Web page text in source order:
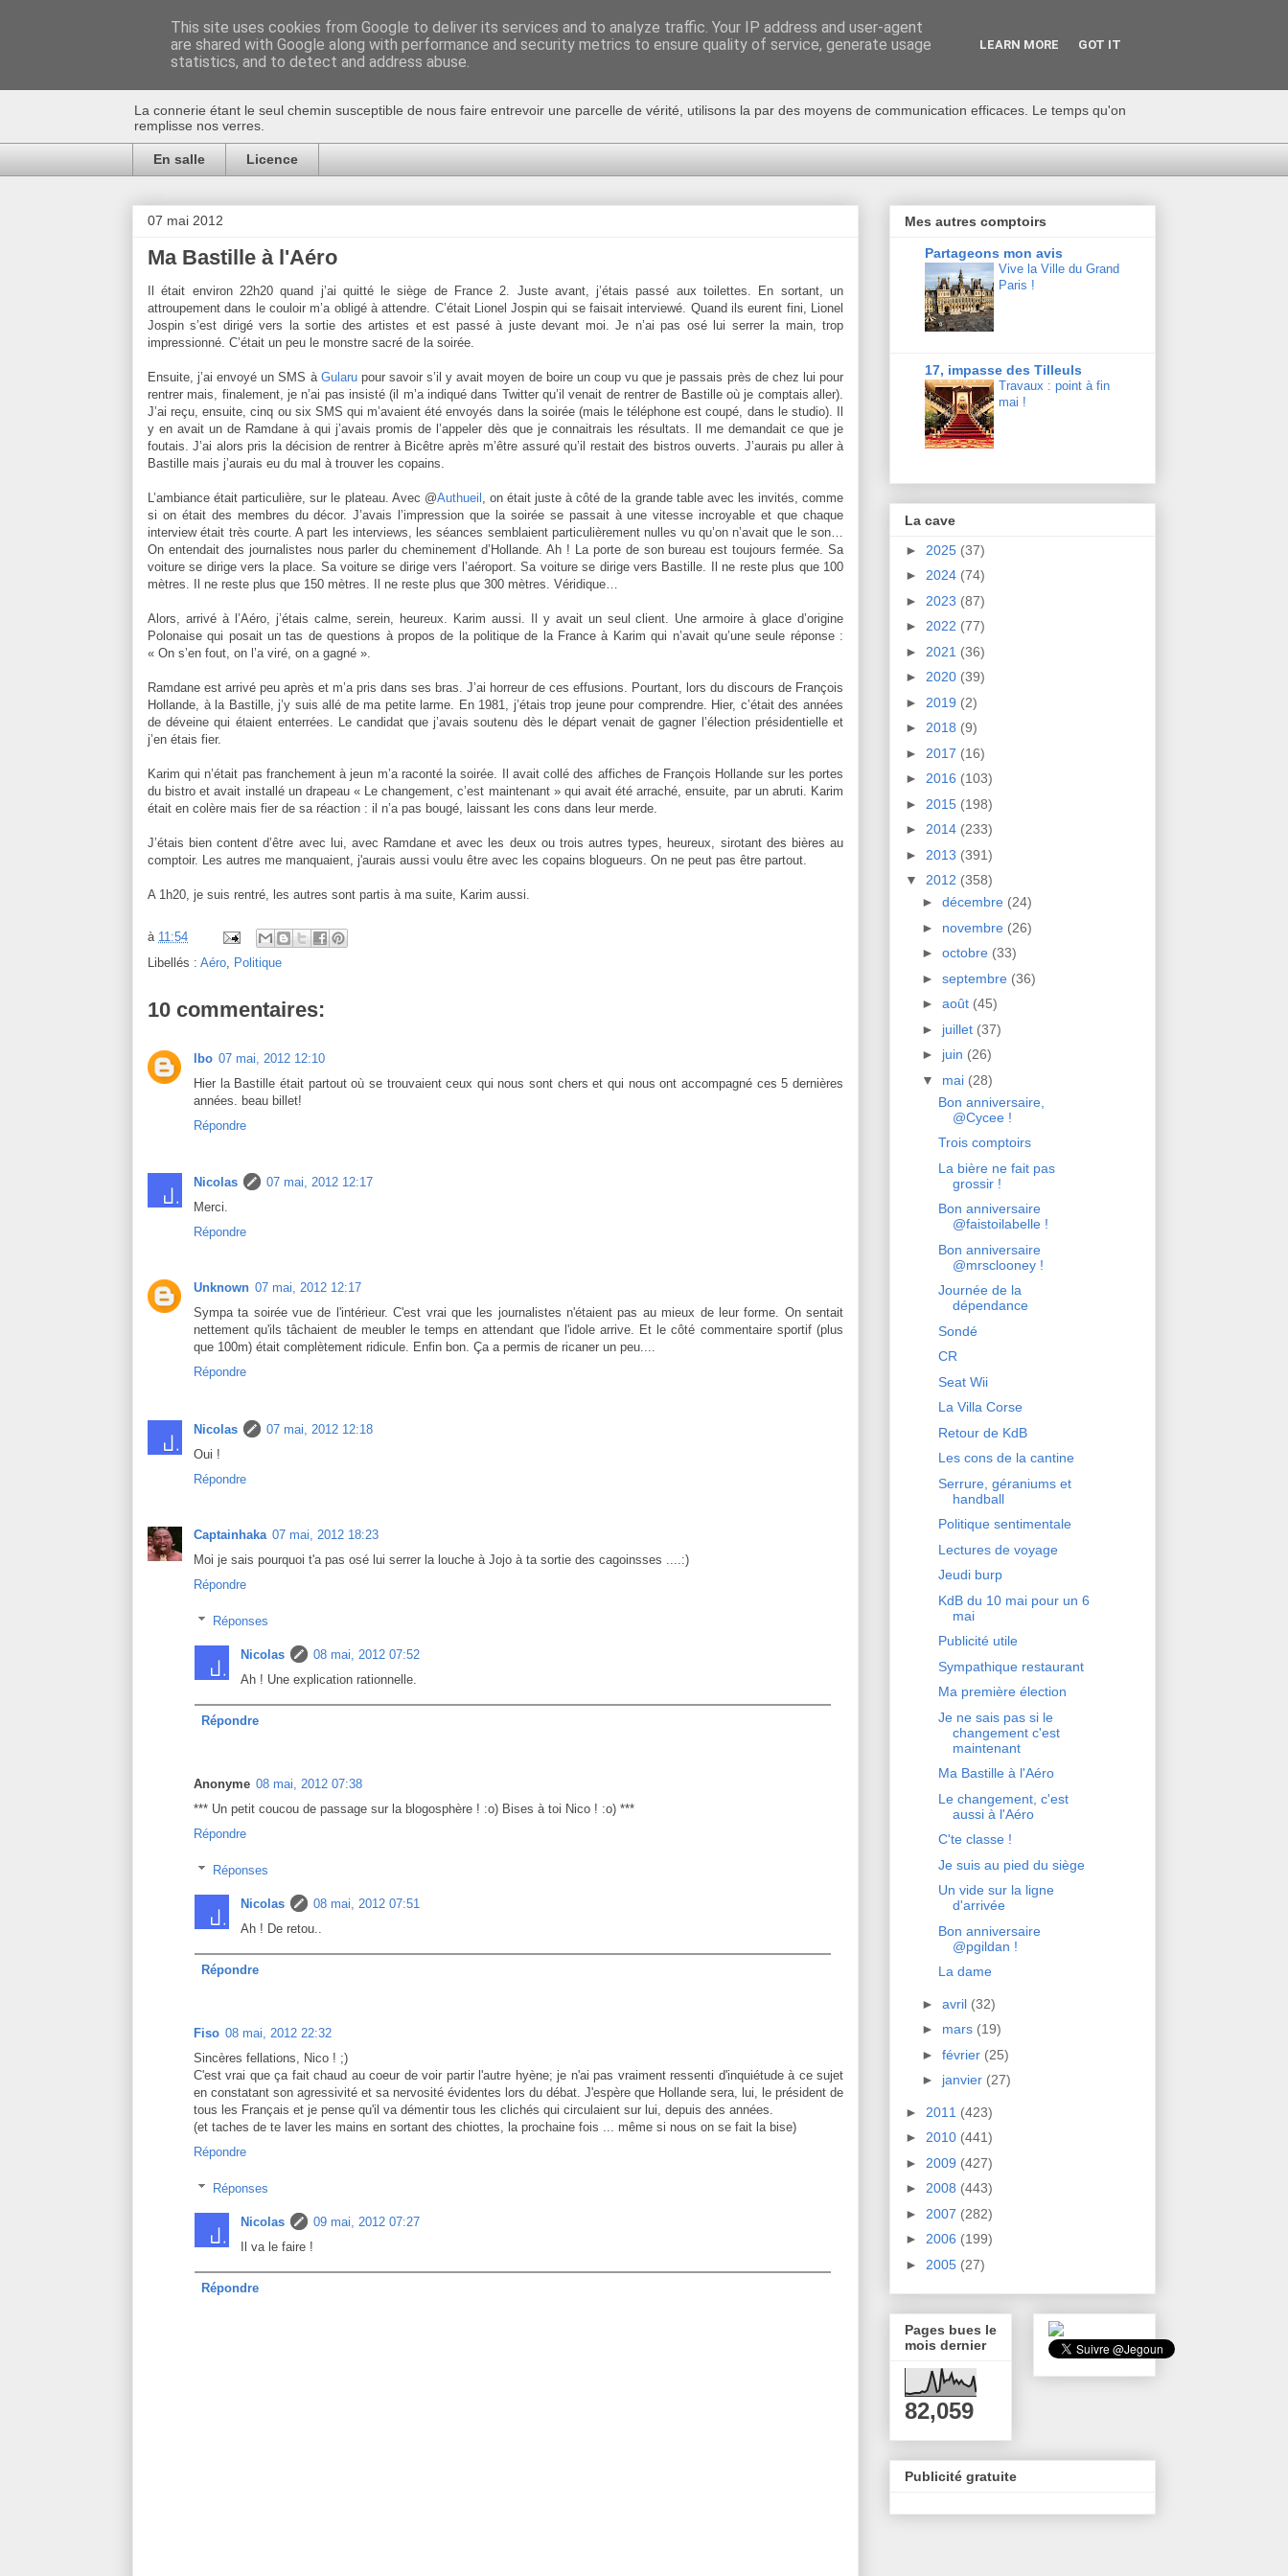
Au bistro !
La connerie étant le seul chemin susceptible de nous faire entrevoir une parcelle de vérité, utilisons la par des moyens de communication efficaces. Le temps qu'on
remplisse nos verres.
En salle Licence
07 mai 2012
Ma Bastille à l'Aéro
Il était environ 22h20 quand j’ai quitté le siège de France 2. Juste avant, j’étais passé aux toilettes. En sortant, un
attroupement dans le couloir m’a obligé à attendre. C’était Lionel Jospin qui se faisait interviewé. Quand ils eurent fini, Lionel
Jospin s’est dirigé vers la sortie des artistes et est passé à juste devant moi. Je n’ai pas osé lui serrer la main, trop
impressionné. C’était un peu le monstre sacré de la soirée.
Ensuite, j’ai envoyé un SMS à Gularupour savoir s’il y avait moyen de boire un coup vu que je passais près de chez lui pour
rentrer mais, finalement, je n’ai pas insisté (il m’a indiqué dans Twitter qu’il venait de rentrer de Bastille où je comptais aller).
J’ai reçu, ensuite, cinq ou six SMS qui m’avaient été envoyés dans la soirée (mais le téléphone est coupé, dans le studio). Il
y en avait un de Ramdane à qui j’avais promis de l’appeler dès que je connaitrais les résultats. Il me demandait ce que je
foutais. J’ai alors pris la décision de rentrer à Bicêtre après m’être assuré qu’il restait des bistros ouverts. J’aurais pu aller à
Bastille mais j’aurais eu du mal à trouver les copains.
L’ambiance était particulière, sur le plateau. Avec @Authueil
, on était juste à côté de la grande table avec les invités, comme
si on était des membres du décor. J’avais l’impression que la soirée se passait à une vitesse incroyable et que chaque
interview était très courte. A part les interviews, les séances semblaient particulièrement nulles vu qu’on n’avait que le son…
On entendait des journalistes nous parler du cheminement d’Hollande. Ah ! La porte de son bureau est toujours fermée. Sa
voiture se dirige vers la place. Sa voiture se dirige vers l’aéroport. Sa voiture se dirige vers Bastille. Il ne reste plus que 100
mètres. Il ne reste plus que 150 mètres. Il ne reste plus que 300 mètres. Véridique…
Alors, arrivé à l’Aéro, j’étais calme, serein, heureux. Karim aussi. Il y avait un seul client. Une armoire à glace d’origine
Polonaise qui posait un tas de questions à propos de la politique de la France à Karim qui n’avait qu’une seule réponse :
« On s’en fout, on l’a viré, on a gagné ».
Ramdane est arrivé peu après et m’a pris dans ses bras. J’ai horreur de ces effusions. Pourtant, lors du discours de François
Hollande, à la Bastille, j’y suis allé de ma petite larme. En 1981, j’étais trop jeune pour comprendre. Hier, c’était des années
de déveine qui étaient enterrées. Le candidat que j’avais soutenu dès le départ venait de gagner l’élection présidentielle et
j’en étais fier.
Karim qui n’était pas franchement à jeun m’a raconté la soirée. Il avait collé des affiches de François Hollande sur les portes
du bistro et avait installé un drapeau « Le changement, c’est maintenant » qui avait été arraché, ensuite, par un abruti. Karim
était en colère mais fier de sa réaction : il n’a pas bougé, laissant les cons dans leur merde.
J’étais bien content d’être avec lui, avec Ramdane et avec les deux ou trois autres types, heureux, sirotant des bières au
comptoir. Les autres me manquaient, j'aurais aussi voulu être avec les copains blogueurs. On ne peut pas être partout.
A 1h20, je suis rentré, les autres sont partis à ma suite, Karim aussi.
à 11:54
Libellés : Aéro Politique
10 commentaires:
lbo 07 mai, 2012 12:10
Hier la Bastille était partout où se trouvaient ceux qui nous sont chers et qui nous ont accompagné ces 5 dernières
années. beau billet!
Répondre
Nicolas
07 mai, 2012 12:17
Merci.
Répondre
Unknown 07 mai, 2012 12:17
Sympa ta soirée vue de l'intérieur. C'est vrai que les journalistes n'étaient pas au mieux de leur forme. On sentait
nettement qu'ils tâchaient de meubler le temps en attendant que l'idole arrive. Et le côté commentaire sportif (plus
que 100m) était complètement ridicule. Enfin bon. Ça a permis de ricaner un peu....
Répondre
Nicolas
07 mai, 2012 12:18
Oui !
Répondre
Captainhaka 07 mai, 2012 18:23
Moi je sais pourquoi t'a pas osé lui serrer la louche à Jojo à ta sortie des cagoinsses ....:)
Répondre
Réponses
Nicolas
08 mai, 2012 07:52
Ah ! Une explication rationnelle.
Répondre
Anonyme 08 mai, 2012 07:38
*** Un petit coucou de passage sur la blogosphère ! :o) Bises à toi Nico ! :o) ***
Répondre
Réponses
Nicolas
08 mai, 2012 07:51
Ah ! De retou..
Répondre
Fiso 08 mai, 2012 22:32
Sincères fellations, Nico ! ;)
C'est vrai que ça fait chaud au coeur de voir partir l'autre hyène; je n'ai pas vraiment ressenti d'inquiétude à ce sujet
en constatant son agressivité et sa nervosité évidentes lors du débat. J'espère que Hollande sera, lui, le président de
tous les Français et je pense qu'il va démentir tous les clichés qui circulaient sur lui, depuis des années.
(et taches de te laver les mains en sortant des chiottes, la prochaine fois ... même si nous on se fait la bise)
Répondre
Réponses
Nicolas
09 mai, 2012 07:27
Il va le faire !
Répondre
Mes autres comptoirs
Partageons mon avis
Vive la Ville du Grand
Paris !
17, impasse des Tilleuls
Travaux : point à fin
mai !
La cave
► 2025 (37)
► 2024 (74)
► 2023 (87)
► 2022 (77)
► 2021 (36)
► 2020 (39)
► 2019 (2)
► 2018 (9)
► 2017 (16)
► 2016 (103)
► 2015 (198)
► 2014 (233)
► 2013 (391)
▼ 2012 (358)
► décembre (24)
► novembre (26)
► octobre (33)
► septembre (36)
► août (45)
► juillet (37)
► juin (26)
▼ mai (28)
Bon anniversaire,
@Cycee !
Trois comptoirs
La bière ne fait pas
grossir !
Bon anniversaire
@faistoilabelle !
Bon anniversaire
@mrsclooney !
Journée de la
dépendance
Sondé
CR
Seat Wii
La Villa Corse
Retour de KdB
Les cons de la cantine
Serrure, géraniums et
handball
Politique sentimentale
Lectures de voyage
Jeudi burp
KdB du 10 mai pour un 6
mai
Publicité utile
Sympathique restaurant
Ma première élection
Je ne sais pas si le
changement c'est
maintenant
Ma Bastille à l'Aéro
Le changement, c'est
aussi à l'Aéro
C'te classe !
Je suis au pied du siège
Un vide sur la ligne
d'arrivée
Bon anniversaire
@pgildan !
La dame
► avril (32)
► mars (19)
► février (25)
► janvier (27)
► 2011 (423)
► 2010 (441)
► 2009 (427)
► 2008 (443)
► 2007 (282)
► 2006 (199)
► 2005 (27)
Pages bues le
mois dernier
82,059
Publicité gratuite
This site uses cookies from Google to deliver its services and to analyze traffic. Your IP address and user-agent
are shared with Google along with performance and security metrics to ensure quality of service, generate usage
statistics, and to detect and address abuse.
LEARN MORE GOT IT